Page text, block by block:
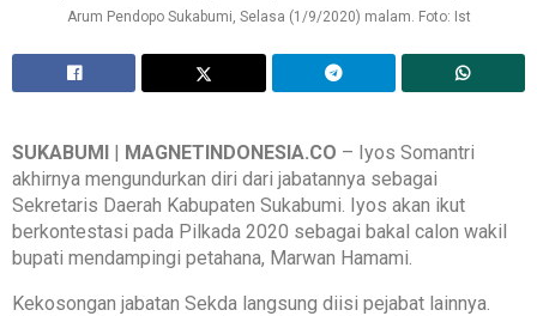
Arum Pendopo Sukabumi, Selasa (1/9/2020) malam. Foto: Ist
SUKABUMI | MAGNETINDONESIA.CO – Iyos Somantri
akhirnya mengundurkan diri dari jabatannya sebagai
Sekretaris Daerah Kabupaten Sukabumi. Iyos akan ikut
berkontestasi pada Pilkada 2020 sebagai bakal calon wakil
bupati mendampingi petahana, Marwan Hamami.
Kekosongan jabatan Sekda langsung diisi pejabat lainnya.